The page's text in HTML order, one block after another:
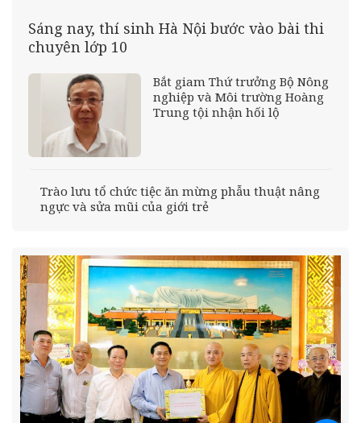
Sáng nay, thí sinh Hà Nội bước vào bài thi
chuyên lớp 10
Bắt giam Thứ trưởng Bộ Nông
nghiệp và Môi trường Hoàng
Trung tội nhận hối lộ
Trào lưu tổ chức tiệc ăn mừng phẫu thuật nâng
ngực và sửa mũi của giới trẻ